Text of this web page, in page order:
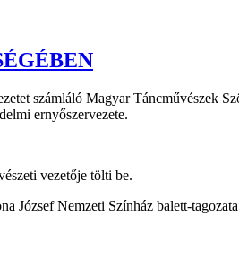
számláló Magyar Táncművészek
ernyőszervezete.
vezetője tölti be.
József Nemzeti Színház balett-